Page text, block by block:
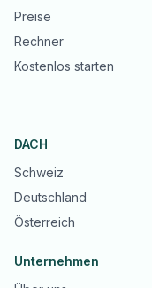
Preise
Rechner
Kostenlos starten
DACH
Schweiz
Deutschland
Österreich
Unternehmen